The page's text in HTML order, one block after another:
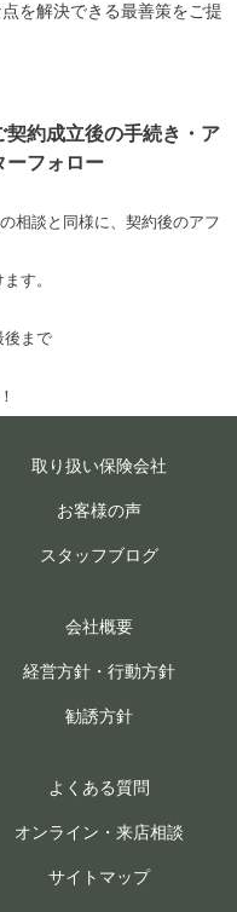
を解決できる最善策をご提
約成立後の手続き・ア
ーフォロー
相談と同様に、契約後のアフ
す。
後まで
取り扱い保険会社
お客様の声
スタッフブログ
会社概要
経営方針・行動方針
勧誘方針
よくある質問
オンライン・来店相談
サイトマップ